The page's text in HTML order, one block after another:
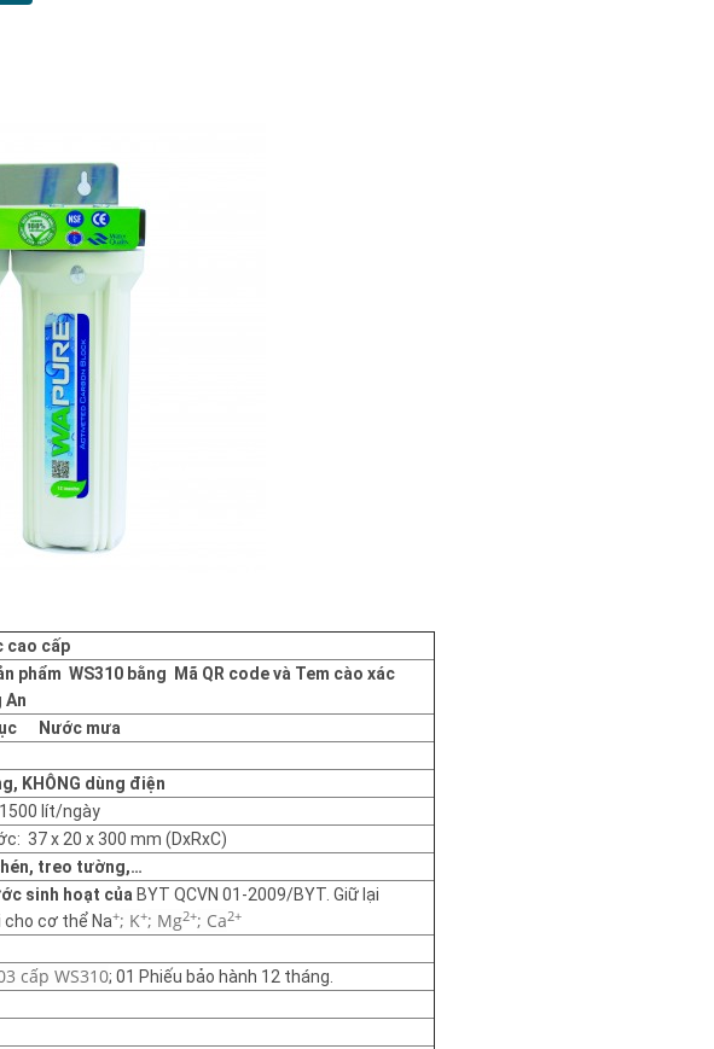
cao cấp
phẩm WS310 bằng Mã QR code và Tem cào xác
An
Nước mưa
KHÔNG dùng điện
lít/ngày
37 x 20 x 300 mm (DxRxC)
treo tường,…
sinh hoạt của BYT QCVN 01-2009/BYT. Giữ lại
cho cơ thể Na+; K+; Mg2+; Ca2+
cấp WS310; 01 Phiếu bảo hành 12 tháng.